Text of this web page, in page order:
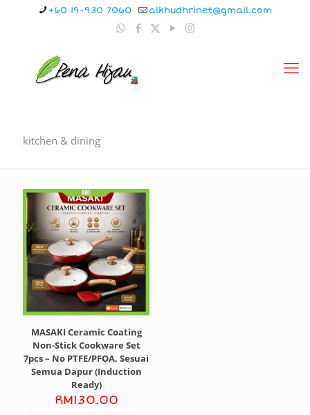
+60 19-930 7060 alkhudhrinet@gmail.com
kitchen & dining
MASAKI Ceramic Coating
Non-Stick Cookware Set
7pcs – No PTFE/PFOA, Sesuai
Semua Dapur (Induction
Ready)
RM130.00